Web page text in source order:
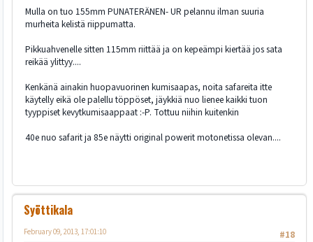
Mulla on tuo 155mm PUNATERÄNEN- UR pelannu ilman suuria
murheita kelistä riippumatta.
Pikkuahvenelle sitten 115mm riittää ja on kepeämpi kiertää jos sata
reikää ylittyy....
Kenkänä ainakin huopavuorinen kumisaapas, noita safareita itte
käytelly eikä ole palellu töppöset, jäykkiä nuo lienee kaikki tuon
tyyppiset kevytkumisaappaat :-P. Tottuu niihin kuitenkin
40e nuo safarit ja 85e näytti original powerit motonetissa olevan....
Syöttikala
#18
February 09, 2013, 17:01:10